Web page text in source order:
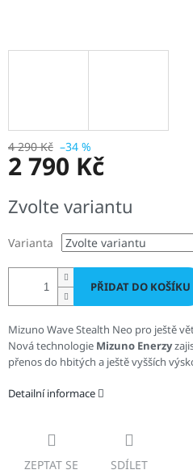
4 290 Kč –34 %
2 790 Kč
cena:
Zvolte variantu
Varianta
PŘIDAT DO KOŠÍKU
Mizuno Wave Stealth Neo pro ještě
Nová technologie Mizuno Enerzy
přenos do hbitých a ještě vyšších
Detailní informace
ZEPTAT SE SDÍLET